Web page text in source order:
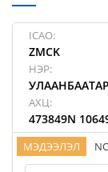
ICAO:
ZMCK
НЭР:
УЛААНБААТАР
АХЦ:
473849N
МЭДЭЭЛЭЛ